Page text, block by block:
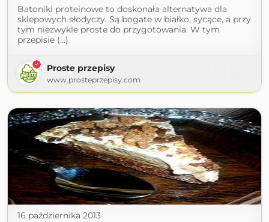
Batoniki proteinowe to doskonała alternatywa dla
sklepowych słodyczy. Są bogate w białko, sycące, a przy
tym niezwykle proste do przygotowania. W tym
przepisie (...)
Proste przepisy
www.prosteprzepisy.com
16 października 2013